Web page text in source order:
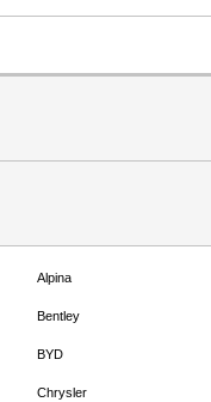
Alpina
Bentley
BYD
Chrysler